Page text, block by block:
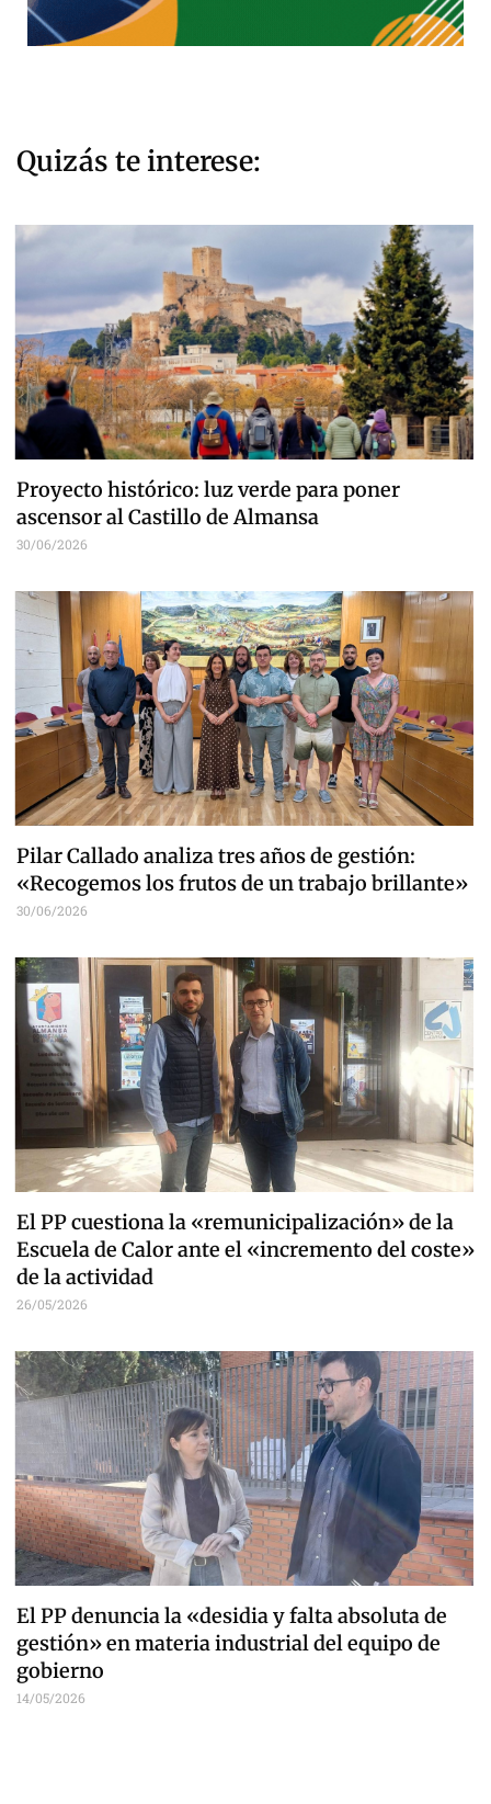
Quizás te interese:
Proyecto histórico: luz verde para poner
ascensor al Castillo de Almansa
30/06/2026
Pilar Callado analiza tres años de gestión:
«Recogemos los frutos de un trabajo brillante»
30/06/2026
El PP cuestiona la «remunicipalización» de la
Escuela de Calor ante el «incremento del coste»
de la actividad
26/05/2026
El PP denuncia la «desidia y falta absoluta de
gestión» en materia industrial del equipo de
gobierno
14/05/2026